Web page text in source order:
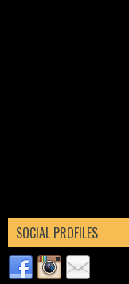
SOCIAL PROFILES